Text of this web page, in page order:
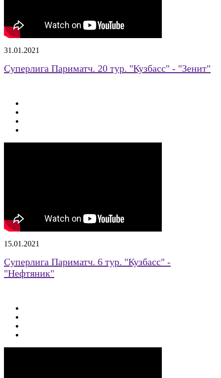
31.01.2021
Суперлига Париматч. 20 тур. "Кузбасс" - "Зенит"
15.01.2021
Суперлига Париматч. 6 тур. "Кузбасс" -
"Нефтяник"